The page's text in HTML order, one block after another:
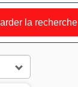
la recherche